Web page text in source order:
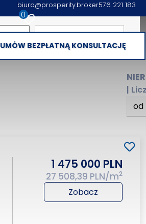
biuro@prosperity.broker576 221 183
0
UMÓW BEZPŁATNĄ KONSULTACJĘ
Piętro
|
od
1 475 000 PLN
27 508,39 PLN/m2
Zobacz